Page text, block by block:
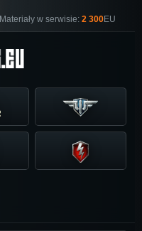
Materiały w serwisie: 2 300EU